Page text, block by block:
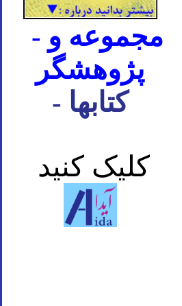
- مجموعه و
پژوهشگر
- کتابها
کلیک کنید